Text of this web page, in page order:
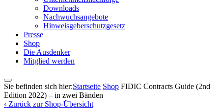
Downloads
Nachwuchsangebote
Hinweisgeberschutzgesetz
Presse
Shop
Die Ausdenker
Mitglied werden
Sie befinden sich hier:Startseite Shop FIDIC Contracts Guide (2nd
Edition 2022) – in zwei Bänden
‹ Zurück zur Shop-Übersicht